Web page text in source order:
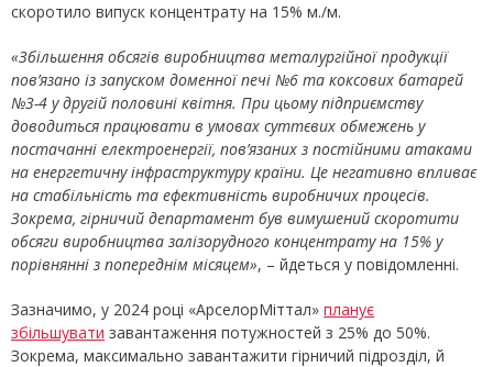
скоротило випуск концентрату на 15% м./м.
«Збільшення обсягів виробництва металургійної продукції
пов’язано із запуском доменної печі №6 та коксових батарей
№3-4 у другій половині квітня. При цьому підприємству
доводиться працювати в умовах суттєвих обмежень у
постачанні електроенергії, пов’язаних з постійними атаками
на енергетичну інфраструктуру країни. Це негативно впливає
на стабільність та ефективність виробничих процесів.
Зокрема, гірничий департамент був вимушений скоротити
обсяги виробництва залізорудного концентрату на 15% у
порівнянні з попереднім місяцем», – йдеться у повідомленні.
Зазначимо, у 2024 році «АрселорМіттал» планує
збільшувати завантаження потужностей з 25% до 50%.
Зокрема, максимально завантажити гірничий підрозділ, й